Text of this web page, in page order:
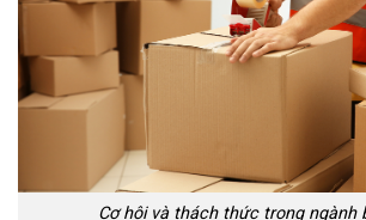
Cơ hội và thách thức trong ngành